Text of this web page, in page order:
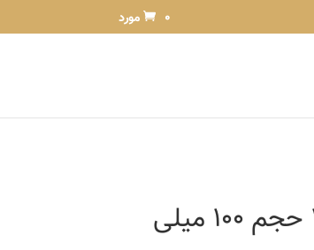
0 مورد
رنگ مو مارال شماره 12.21 حجم 100 میلی